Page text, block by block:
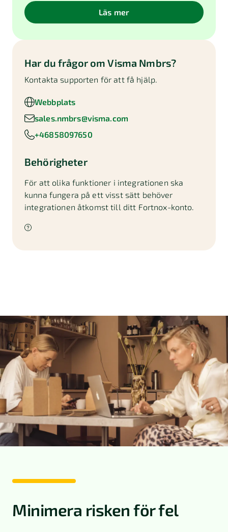
Läs mer
Har du frågor omVisma Nmbrs?
Kontakta supporten för att få hjälp.
Webbplats
sales.nmbrs@visma.com
+46858097650
Behörigheter
För att olika funktioner i integrationen ska
kunna fungera på ett visst sätt behöver
integrationen åtkomst till ditt Fortnox-konto.
Minimera risken för fel